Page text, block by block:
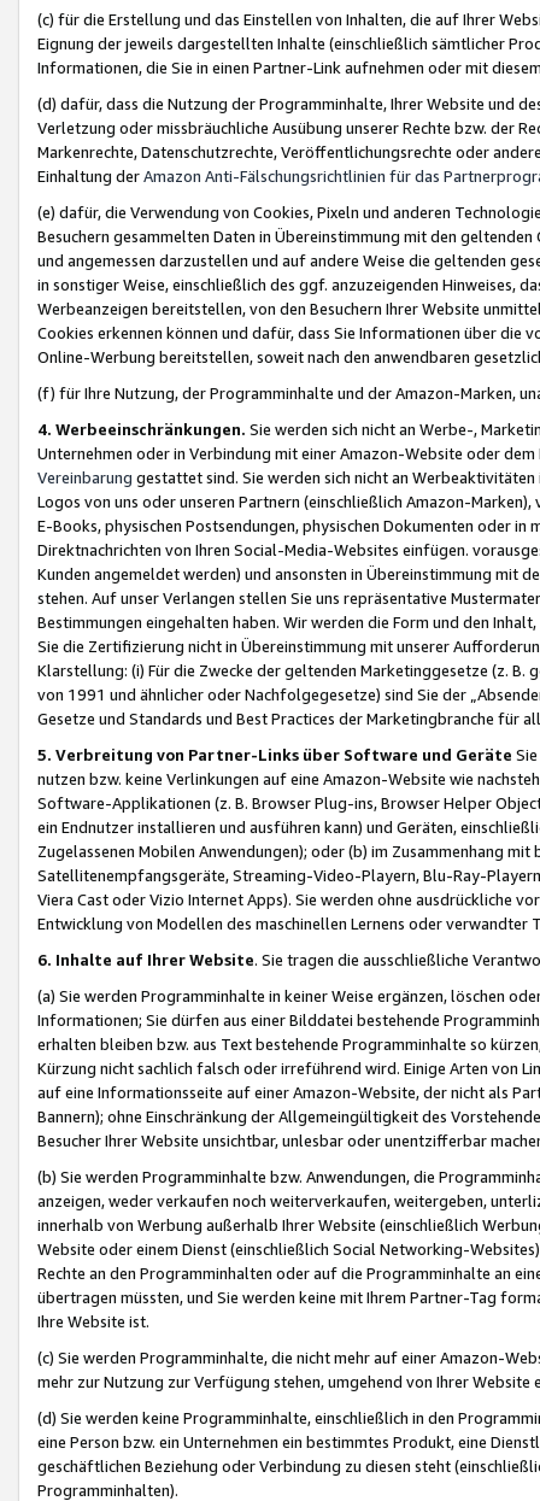
(c) für die Erstellung und das Einstellen von Inhalten, die auf Ihrer
Eignung der jeweils dargestellten Inhalte (einschließlich sämtlicher
Informationen, die Sie in einen Partner-Link aufnehmen oder mit
(d) dafür, dass die Nutzung der Programminhalte, Ihrer Website und
Verletzung oder missbräuchliche Ausübung unserer Rechte bzw. der
Markenrechte, Datenschutzrechte, Veröffentlichungsrechte oder
Einhaltung derAmazon Anti-Fälschungsrichtlinien für das
(e) dafür, die Verwendung von Cookies, Pixeln und anderen
Besuchern gesammelten Daten in Übereinstimmung mit den
und angemessen darzustellen und auf andere Weise die geltenden
in sonstiger Weise, einschließlich des ggf. anzuzeigenden Hinweises,
Werbeanzeigen bereitstellen, von den Besuchern Ihrer Website
Cookies erkennen können und dafür, dass Sie Informationen über die
Online-Werbung bereitstellen, soweit nach den anwendbaren
(f) für Ihre Nutzung, der Programminhalte und der Amazon-Marken,
4. Werbeeinschränkungen. Sie werden sich nicht an Werbe-,
Unternehmen oder in Verbindung mit einer Amazon-Website oder
Vereinbarung gestattet sind. Sie werden sich nicht an
Logos von uns oder unseren Partnern (einschließlich Amazon-
E-Books, physischen Postsendungen, physischen Dokumenten oder in
Direktnachrichten von Ihren Social-Media-Websites einfügen.
Kunden angemeldet werden) und ansonsten in Übereinstimmung mit
stehen. Auf unser Verlangen stellen Sie uns repräsentative
Bestimmungen eingehalten haben. Wir werden die Form und den
Sie die Zertifizierung nicht in Übereinstimmung mit unserer
Klarstellung: (i) Für die Zwecke der geltenden Marketinggesetze (z. B.
von 1991 und ähnlicher oder Nachfolgegesetze) sind Sie der
Gesetze und Standards und Best Practices der Marketingbranche für
5. Verbreitung von Partner-Links über Software und Geräte
nutzen bzw. keine Verlinkungen auf eine Amazon-Website wie
Software-Applikationen (z. B. Browser Plug-ins, Browser Helper
ein Endnutzer installieren und ausführen kann) und Geräten,
Zugelassenen Mobilen Anwendungen); oder (b) im Zusammenhang
Satellitenempfangsgeräte, Streaming-Video-Playern, Blu-Ray-
Viera Cast oder Vizio Internet Apps). Sie werden ohne ausdrückliche
Entwicklung von Modellen des maschinellen Lernens oder
6. Inhalte auf Ihrer Website. Sie tragen die ausschließliche
(a) Sie werden Programminhalte in keiner Weise ergänzen, löschen
Informationen; Sie dürfen aus einer Bilddatei bestehende
erhalten bleiben bzw. aus Text bestehende Programminhalte so
Kürzung nicht sachlich falsch oder irreführend wird. Einige Arten von
auf eine Informationsseite auf einer Amazon-Website, der nicht als
Bannern); ohne Einschränkung der Allgemeingültigkeit des
Besucher Ihrer Website unsichtbar, unlesbar oder unentzifferbar
(b) Sie werden Programminhalte bzw. Anwendungen, die
anzeigen, weder verkaufen noch weiterverkaufen, weitergeben,
innerhalb von Werbung außerhalb Ihrer Website (einschließlich
Website oder einem Dienst (einschließlich Social Networking-
Rechte an den Programminhalten oder auf die Programminhalte an
übertragen müssten, und Sie werden keine mit Ihrem Partner-Tag
Ihre Website ist.
(c) Sie werden Programminhalte, die nicht mehr auf einer Amazon-
mehr zur Nutzung zur Verfügung stehen, umgehend von Ihrer
(d) Sie werden keine Programminhalte, einschließlich in den
eine Person bzw. ein Unternehmen ein bestimmtes Produkt, eine
geschäftlichen Beziehung oder Verbindung zu diesen steht
Programminhalten).